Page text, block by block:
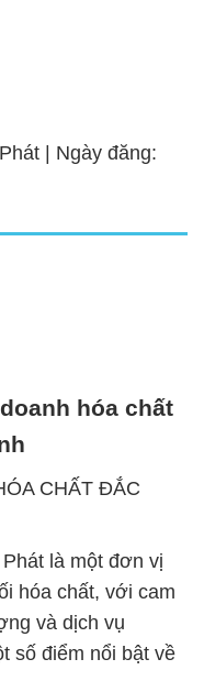
| Ngày đăng:
hóa chất
CHẤT ĐẮC
là một đơn vị
hóa chất, với cam
và dịch vụ
số điểm nổi bật về